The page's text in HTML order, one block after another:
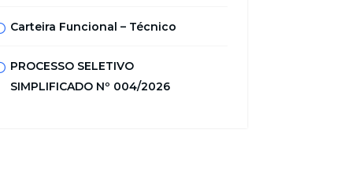
Carteira Funcional – Técnico
PROCESSO SELETIVO
SIMPLIFICADO Nº 004/2026